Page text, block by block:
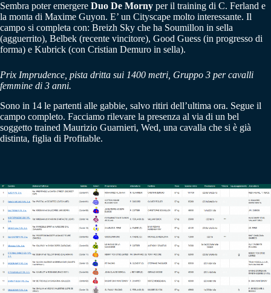
Sembra poter emergere Duo De Morny per il training di C. Ferland e
la monta di Maxime Guyon. E’ un Cityscape molto interessante. Il
campo si completa con: Breizh Sky che ha Soumillon in sella
(agguerrito), Belbek (recente vincitore), Good Guess (in progresso di
forma) e Kubrick (con Cristian Demuro in sella).
Prix Imprudence, pista dritta sui 1400 metri, Gruppo 3 per cavalli
femmine di 3 anni.
Sono in 14 le partenti alle gabbie, salvo ritiri dell’ultima ora. Segue il
campo completo. Facciamo rilevare la presenza al via di un bel
soggetto trained Maurizio Guarnieri, Wed, una cavalla che si è già
distinta, figlia di Profitable.